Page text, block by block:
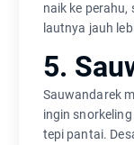
naik ke
lautnya jauh
5.
Sauwandarek
ingin
tepi pantai.